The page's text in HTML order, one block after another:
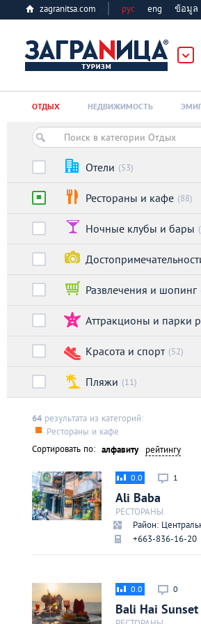
zagranitsa.com рус eng ข้อมูล
Алматы
Киев
Лондон
Лос-Анджелес
Москва
Париж
Паттайя
Санкт-Петербург
ОТДЫХ НЕДВИЖИМОСТЬ
Отели (53)
Рестораны и кафе (88)
Ночные клубы и бары
Развлечения и шопинг
Аттракционы и парки
Красота и спорт (52)
Пляжи (11)
64 результата из категорий:
Рестораны и кафе
Сортировать по: алфавиту рейтингу
1
0.0
Ali Baba
РЕСТОРАНЫ
Район:
+663-836-16-20
0
0.0
Bali Hai Sunset